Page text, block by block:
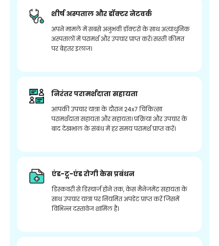
शीर्ष अस्पताल और डॉक्टर नेटवर्क
अपने मामले में सबसे अनुभवी डॉक्टरों के साथ अत्याधुनिक
अस्पतालों में परामर्श और उपचार प्राप्त करें। सस्ती कीमत
पर बेहतर इलाज।
निरंतर परामर्शदाता सहायता
आपकी उपचार यात्रा के दौरान 24x7 चिकित्सा
परामर्शदाता सहायता और सहायता। प्रक्रिया और उपचार के
बाद देखभाल के संबंध में हर समय परामर्श प्राप्त करें।
एंड-टू-एंड रोगी केस प्रबंधन
डिस्कवरी से डिस्चार्ज होने तक, केस मैनेजमेंट सहायता के
साथ उपचार यात्रा पर नियमित अपडेट प्राप्त करें जिसमें
विभिन्न दस्तावेज शामिल हैं।